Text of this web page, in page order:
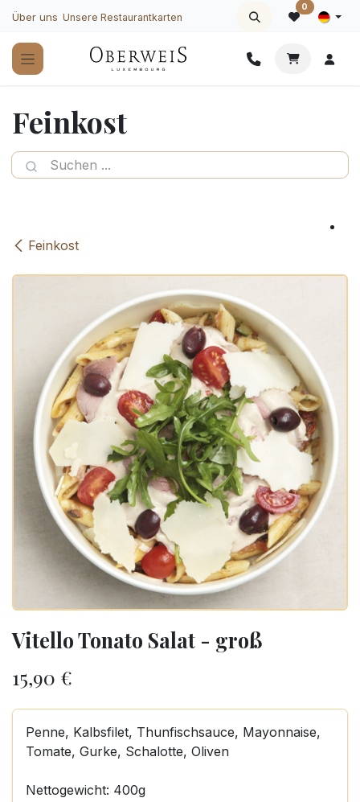
Zum Inhalt springen
Über uns Unsere Restaurantkarten
0
Feinkost
Feinkost
Vitello Tonato Salat - groß
15,90 €
Penne, Kalbsfilet, Thunfischsauce, Mayonnaise,
Tomate, Gurke, Schalotte, Oliven
Nettogewicht: 400g